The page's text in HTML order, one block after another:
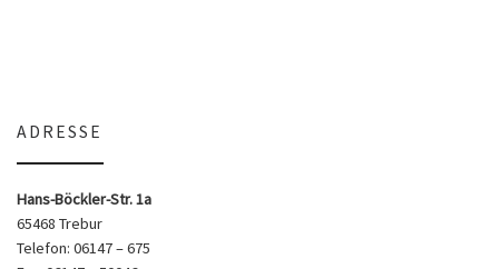
ADRESSE
Hans-Böckler-Str. 1a
65468 Trebur
Telefon: 06147 – 675